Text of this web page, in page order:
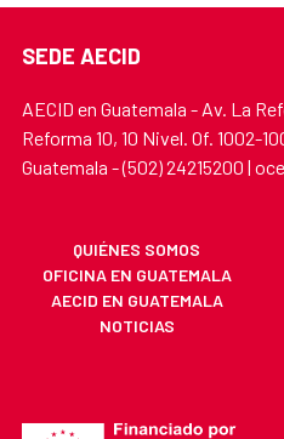
SEDE AECID
AECID en Guatemala - Av. La
Reforma 10, 10 Nivel. Of. 1002-
Guatemala - (502) 24215200 |
QUIÉNES SOMOS
OFICINA EN GUATEMALA
AECID EN GUATEMALA
NOTICIAS